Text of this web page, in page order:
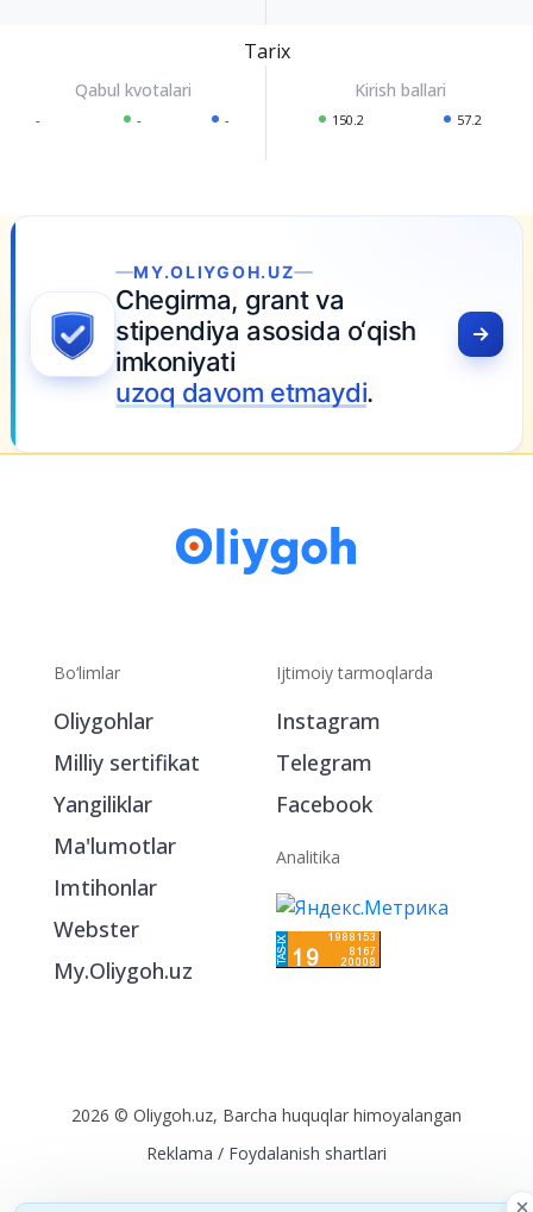
Tarix
- - - 150.2 57.2
MY.OLIYGOH.UZ
Chegirma, grant va
stipendiya asosida o‘qish
imkoniyati
uzoq davom etmaydi.
Bo‘limlar
Oliygohlar
Imtihonlar
Ijtimoiy tarmoqlarda
Telegram
Facebook
Analitika